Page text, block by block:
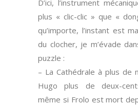
D’ici, l’instrument
plus « clic-clic » que «
qu’importe, l’instant est
du clocher, je m’évade
puzzle :
– La Cathédrale à plus de
Hugo plus de deux-
même si Frolo est mort